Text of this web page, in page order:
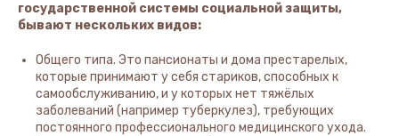
государственной системы социальной защиты,
бывают нескольких видов:
Общего типа. Это пансионаты и дома престарелых,
которые принимают у себя стариков, способных к
самообслуживанию, и у которых нет тяжёлых
заболеваний (например туберкулез), требующих
постоянного профессионального медицинского ухода.